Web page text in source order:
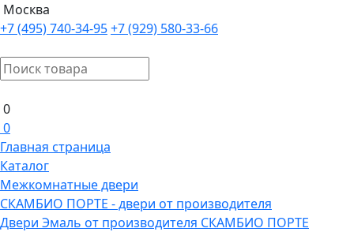
Москва
+7 (495) 740-34-95+7 (929) 580-33-66
0
0
Главная страница
Каталог
Межкомнатные двери
СКАМБИО ПОРТЕ - двери от производителя
Двери Эмаль от производителя СКАМБИО ПОРТЕ